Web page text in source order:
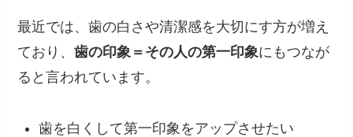
最近では、歯の白さや清潔感を大切にす方が増え
ており、歯の印象＝その人の第一印象にもつなが
ると言われています。
歯を白くして第一印象をアップさせたい